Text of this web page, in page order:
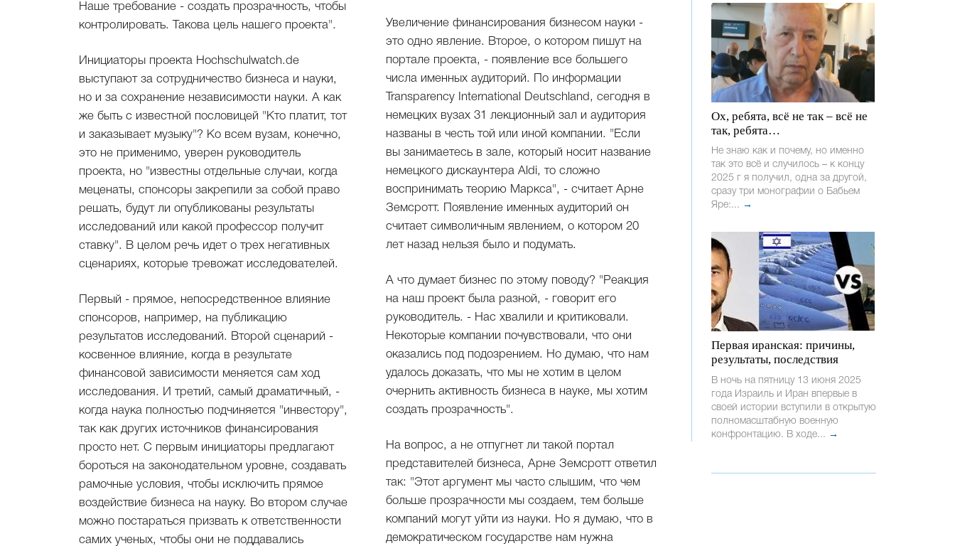
Наше требование - создать прозрачность, чтобы
контролировать. Такова цель нашего проекта".
Инициаторы проекта Hochschulwatch.de
выступают за сотрудничество бизнеса и науки,
но и за сохранение независимости науки. А как
же быть с известной пословицей "Кто платит, тот
и заказывает музыку"? Ко всем вузам, конечно,
это не применимо, уверен руководитель
проекта, но "известны отдельные случаи, когда
меценаты, спонсоры закрепили за собой право
решать, будут ли опубликованы результаты
исследований или какой профессор получит
ставку". В целом речь идет о трех негативных
сценариях, которые тревожат исследователей.
Первый - прямое, непосредственное влияние
спонсоров, например, на публикацию
результатов исследований. Второй сценарий -
косвенное влияние, когда в результате
финансовой зависимости меняется сам ход
исследования. И третий, самый драматичный, -
когда наука полностью подчиняется "инвестору",
так как других источников финансирования
просто нет. С первым инициаторы предлагают
бороться на законодательном уровне, создавать
рамочные условия, чтобы исключить прямое
воздействие бизнеса на науку. Во втором случае
можно постараться призвать к ответственности
самих ученых, чтобы они не поддавались
Увеличение финансирования бизнесом науки -
это одно явление. Второе, о котором пишут на
портале проекта, - появление все большего
числа именных аудиторий. По информации
Transparency International Deutschland, сегодня в
немецких вузах 31 лекционный зал и аудитория
названы в честь той или иной компании. "Если
вы занимаетесь в зале, который носит название
немецкого дискаунтера Aldi, то сложно
воспринимать теорию Маркса", - считает Арне
Земсротт. Появление именных аудиторий он
считает символичным явлением, о котором 20
лет назад нельзя было и подумать.
А что думает бизнес по этому поводу? "Реакция
на наш проект была разной, - говорит его
руководитель. - Нас хвалили и критиковали.
Некоторые компании почувствовали, что они
оказались под подозрением. Но думаю, что нам
удалось доказать, что мы не хотим в целом
очернить активность бизнеса в науке, мы хотим
создать прозрачность".
На вопрос, а не отпугнет ли такой портал
представителей бизнеса, Арне Земсротт ответил
так: "Этот аргумент мы часто слышим, что чем
больше прозрачности мы создаем, тем больше
компаний могут уйти из науки. Но я думаю, что в
демократическом государстве нам нужна
Ох, ребята, всё не так – всё не
так, ребята…
Не знаю как и почему, но именно
так это всё и случилось – к концу
2025 г я получил, одна за другой,
сразу три монографии о Бабьем
Яре:... →
Первая иранская: причины,
результаты, последствия
В ночь на пятницу 13 июня 2025
года Израиль и Иран впервые в
своей истории вступили в открытую
полномасштабную военную
конфронтацию. В ходе... →